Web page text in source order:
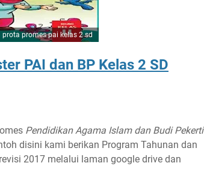
prota promes pai kelas 2 sd
PAI dan BP Kelas 2 SD
Pendidikan Agama Islam dan Budi Pekerti
disini kami berikan Program Tahunan dan
2017 melalui laman google drive dan